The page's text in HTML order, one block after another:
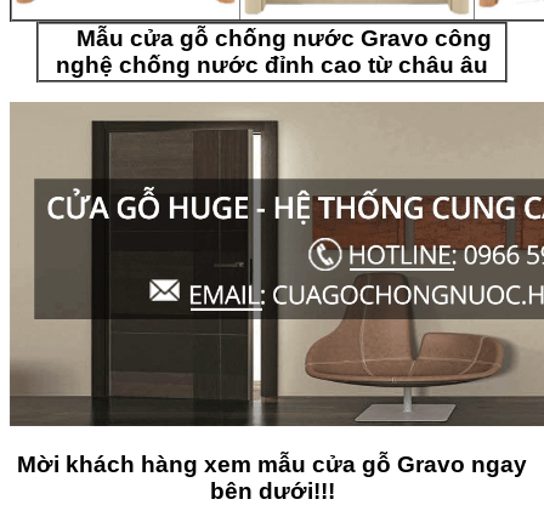
Mẫu cửa gỗ chống nước Gravo công
nghệ chống nước đỉnh cao từ châu âu
Mời khách hàng xem mẫu cửa gỗ Gravo ngay
bên dưới!!!